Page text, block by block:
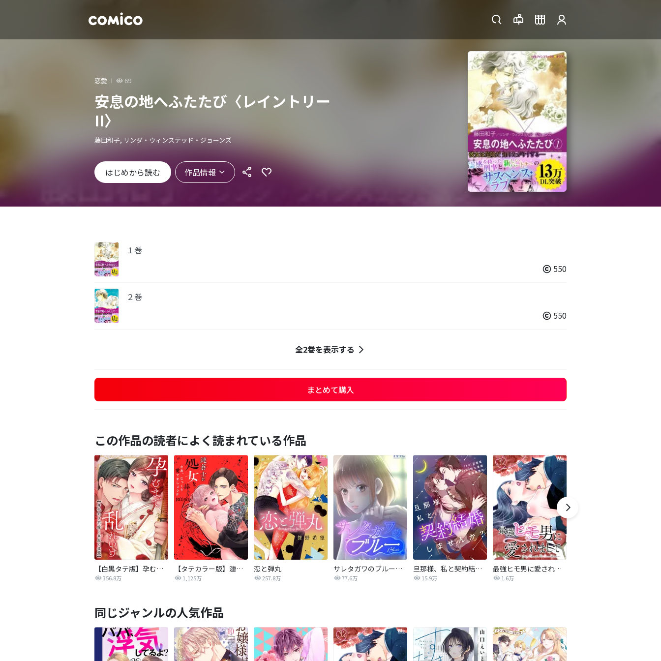
恋愛 69
安息の地へふたたび〈レイントリー
II〉
藤田和子, リンダ・ウィンステッド・ジョーンズ
はじめから読む 作品情報
１巻
550
２巻
550
全2巻を表示する
まとめて購入
この作品の読者によく読まれている作品
【白黒タテ版】孕むまで乱れいけ～身代わり花嫁と軍服の猛愛
356.8万
【タテカラー版】漣蒼士に処女を捧ぐ～さあ、じっくり愛でましょうか
1,125万
恋と弾丸
257.8万
サレタガワのブルー【タテヨミ】
77.6万
旦那様、私と契約結婚しませんか？【タテヨミ】
15.9万
最強ヒモ男に愛されまして
1.6万
同じジャンルの人気作品